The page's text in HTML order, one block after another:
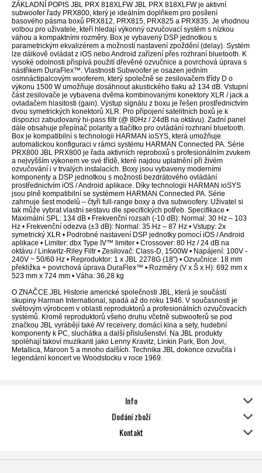
ZÁKLADNÍ POPIS JBL PRX 818XLFW JBL PRX 818XLFW je aktivní
subwoofer řady PRX800, který je ideálním doplňkem pro posílení
basového pásma boxů PRX812, PRX815, PRX825 a PRX835. Je vhodnou
volbou pro uživatele, kteří hledají výkonný ozvučovací systém s nízkou
váhou a kompaktními rozměry. Box je vybavený DSP jednotkou s
parametrickým ekvalizérem a možností nastavení zpoždění (delay). Systém
lze dálkově ovládat z iOS nebo Android zařízení přes rozhraní bluetooth. K
vysoké odolnosti přispívá použití dřevěné ozvučnice a povrchová úprava s
nástřikem DuraFlex™. Vlastnosti Subwoofer je osazen jedním
osmnáctipalcovým wooferem, který společně se zesilovačem třídy D o
výkonu 1500 W umožňuje dosáhnout akustického tlaku až 134 dB. Vstupní
část zesilovače je vybavena dvěma kombinovanými konektory XLR / jack a
ovladačem hlasitosti (gain). Výstup signálu z boxu je řešen prostřednictvím
dvou symetrických konektorů XLR. Pro připojení satelitních boxů je k
dispozici zabudovaný hi-pass filtr (@ 80Hz / 24dB na oktávu). Zadní panel
dále obsahuje přepínač polarity a tlačítko pro ovládání rozhraní bluetooth.
Box je kompatibilní s technologii HARMAN ioSYS, která umožňuje
automatickou konfiguraci v rámci systému HARMAN Connected PA. Série
PRX800 JBL PRX800 je řada aktivních reproboxů s profesionálním zvukem
a nejvyšším výkonem ve své třídě, které najdou uplatnění při živém
ozvučování i v trvalých instalacích. Boxy jsou vybaveny moderními
komponenty a DSP jednotkou s možností bezdrátového ovládání
prostřednictvím iOS / Android aplikace. Díky technologii HARMAN ioSYS
jsou plně kompatibilní se systémem HARMAN Connected PA. Série
zahrnuje šest modelů – čtyři full-range boxy a dva subwoofery. Uživatel si
tak může vybrat vlastní sestavu dle specifických potřeb. Specifikace •
Maximální SPL: 134 dB • Frekvenční rozsah (-10 dB): Normal: 30 Hz – 103
Hz • Frekvenční odezva (±3 dB): Normal: 35 Hz – 87 Hz • Vstupy: 2x
symetrický XLR • Podrobné nastavení DSP jednotky pomocí iOS / Android
aplikace • Limiter: dbx Type IV™ limiter • Crossover: 80 Hz / 24 dB na
oktávu / Linkwitz-Riley Filtr • Zesilovač: Class-D, 1500W • Napájení: 100V -
240V ~ 50/60 Hz • Reproduktor: 1 x JBL 2278G (18") • Ozvučnice: 18 mm
překližka + povrchová úprava DuraFlex™ • Rozměry (V x Š x H): 692 mm x
523 mm x 724 mm • Váha: 36,28 kg
O ZNAČCE JBL Historie americké společnosti JBL, která je součástí
skupiny Harman International, spadá až do roku 1946. V současnosti je
světovým výrobcem v oblasti reproduktorů a profesionálních ozvučovacích
systémů. Kromě reproduktorů všeho druhu včetně subwooferů se pod
značkou JBL vyrábějí také AV receivery, domácí kina a sety, hudební
komponenty k PC, sluchátka a další příslušenství. Na JBL produkty
spoléhají takoví muzikanti jako Lenny Kravitz, Linkin Park, Bon Jovi,
Metallica, Maroon 5 a mnoho dalších. Technika JBL dokonce ozvučila i
legendární koncert ve Woodstocku v roce 1969.
Info
Dodání zboží
Kontakt